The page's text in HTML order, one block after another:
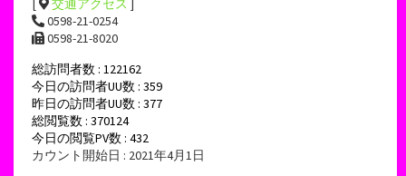
[
交通アクセス ]
0598-21-0254
0598-21-8020
総訪問者数 : 122162
今日の訪問者UU数 : 359
昨日の訪問者UU数 : 377
総閲覧数 : 370124
今日の閲覧PV数 : 432
カウント開始日 : 2021年4月1日